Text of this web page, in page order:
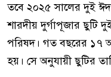
তবে ২০২৫ সালের দুই
শারদীয় দুর্গাপূজার ছুটি
পরিষদ। গত বছরের ১৭
হয়। সে অনুযায়ী ছুটির